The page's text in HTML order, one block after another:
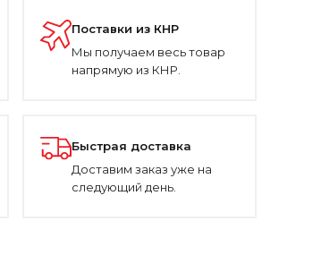
Поставки из КНР
Мы получаем весь товар
напрямую из КНР.
Быстрая доставка
Доставим заказ уже на
следующий день.